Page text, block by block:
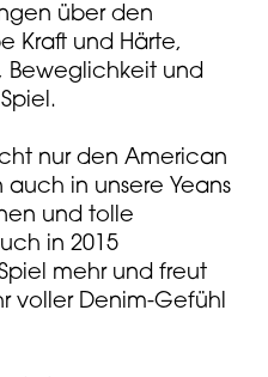
über den
Kraft und Härte,
Beweglichkeit und
nur den American
auch in unsere Yeans
und tolle
in 2015
mehr und freut
voller Denim-Gefühl